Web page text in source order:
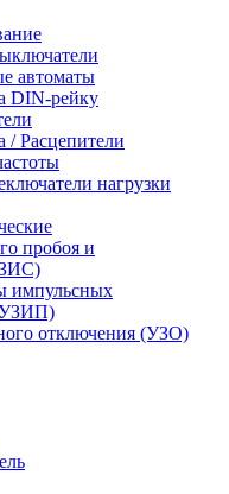
автоматы
DIN-рейку
/ Расцепители
нагрузки
пробоя и
импульсных
отключения (УЗО)